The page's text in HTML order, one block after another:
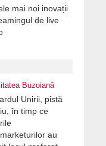
mai noi inovații
de live
Buzoiană
Unirii, pistă
în timp ce
au